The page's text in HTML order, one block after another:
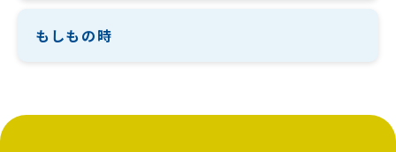
もしもの時